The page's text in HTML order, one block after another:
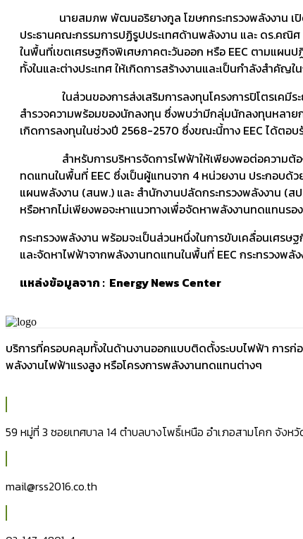
นายสมภพ พัฒนอริยางกูล โฆษกกระทรวงพลังงาน เปิดเผ
ประธานคณะกรรมการปฏิรูปประเทศด้านพลังงาน และ ดร.ค
ในพื้นที่เขตเศรษฐกิจพิเศษภาคตะวันออก หรือ EEC ตามแผนป
ทั้งในและต่างประเทศ ให้เกิดการสร้างงานและเป็นกำลังสำ
ในส่วนของการส่งเสริมการลงทุนโครงการปิโตรเคมีระย
สำรวจความพร้อมของนักลงทุน ซึ่งพบว่ามีกลุ่มนักลงทุนหลายก
เกิดการลงทุนในช่วงปี 2568-2570 ซึ่งขณะนี้ทาง EEC ได้ตอ
สำหรับการบริหารจัดการไฟฟ้าให้เพียงพอต่อความต้องกา
ทดแทนในพื้นที่ EEC ซึ่งเป็นผู้แทนจาก 4 หน่วยงาน ประกอบ
แผนพลังงาน (สนพ.) และ สำนักงานปลัดกระทรวงพลังงาน (ส
หรือหากไม่เพียงพอจะหาแนวทางเพื่อจัดหาพลังงานทดแทนรอ
กระทรวงพลังงาน พร้อมจะเป็นส่วนหนึ่งในการขับเคลื่อนเศร
และจัดหาไฟฟ้าจากพลังงานทดแทนในพื้นที่ EEC กระทรวงพ
แหล่งข้อมูลจาก : Energy News Center
บริการที่ครอบคลุมทั้งในด้านงานออกแบบติดตั้งระบบไฟฟ้า การ
พลังงานไฟฟ้าแรงสูง หรือโครงการพลังงานทดแทนต่างๆ
59 หมู่ที่ 3 ซอยเทศบาล 14 ตำบลบางโพธิ์เหนือ อำเภอสามโคก จังหวั
mail@rss2016.co.th